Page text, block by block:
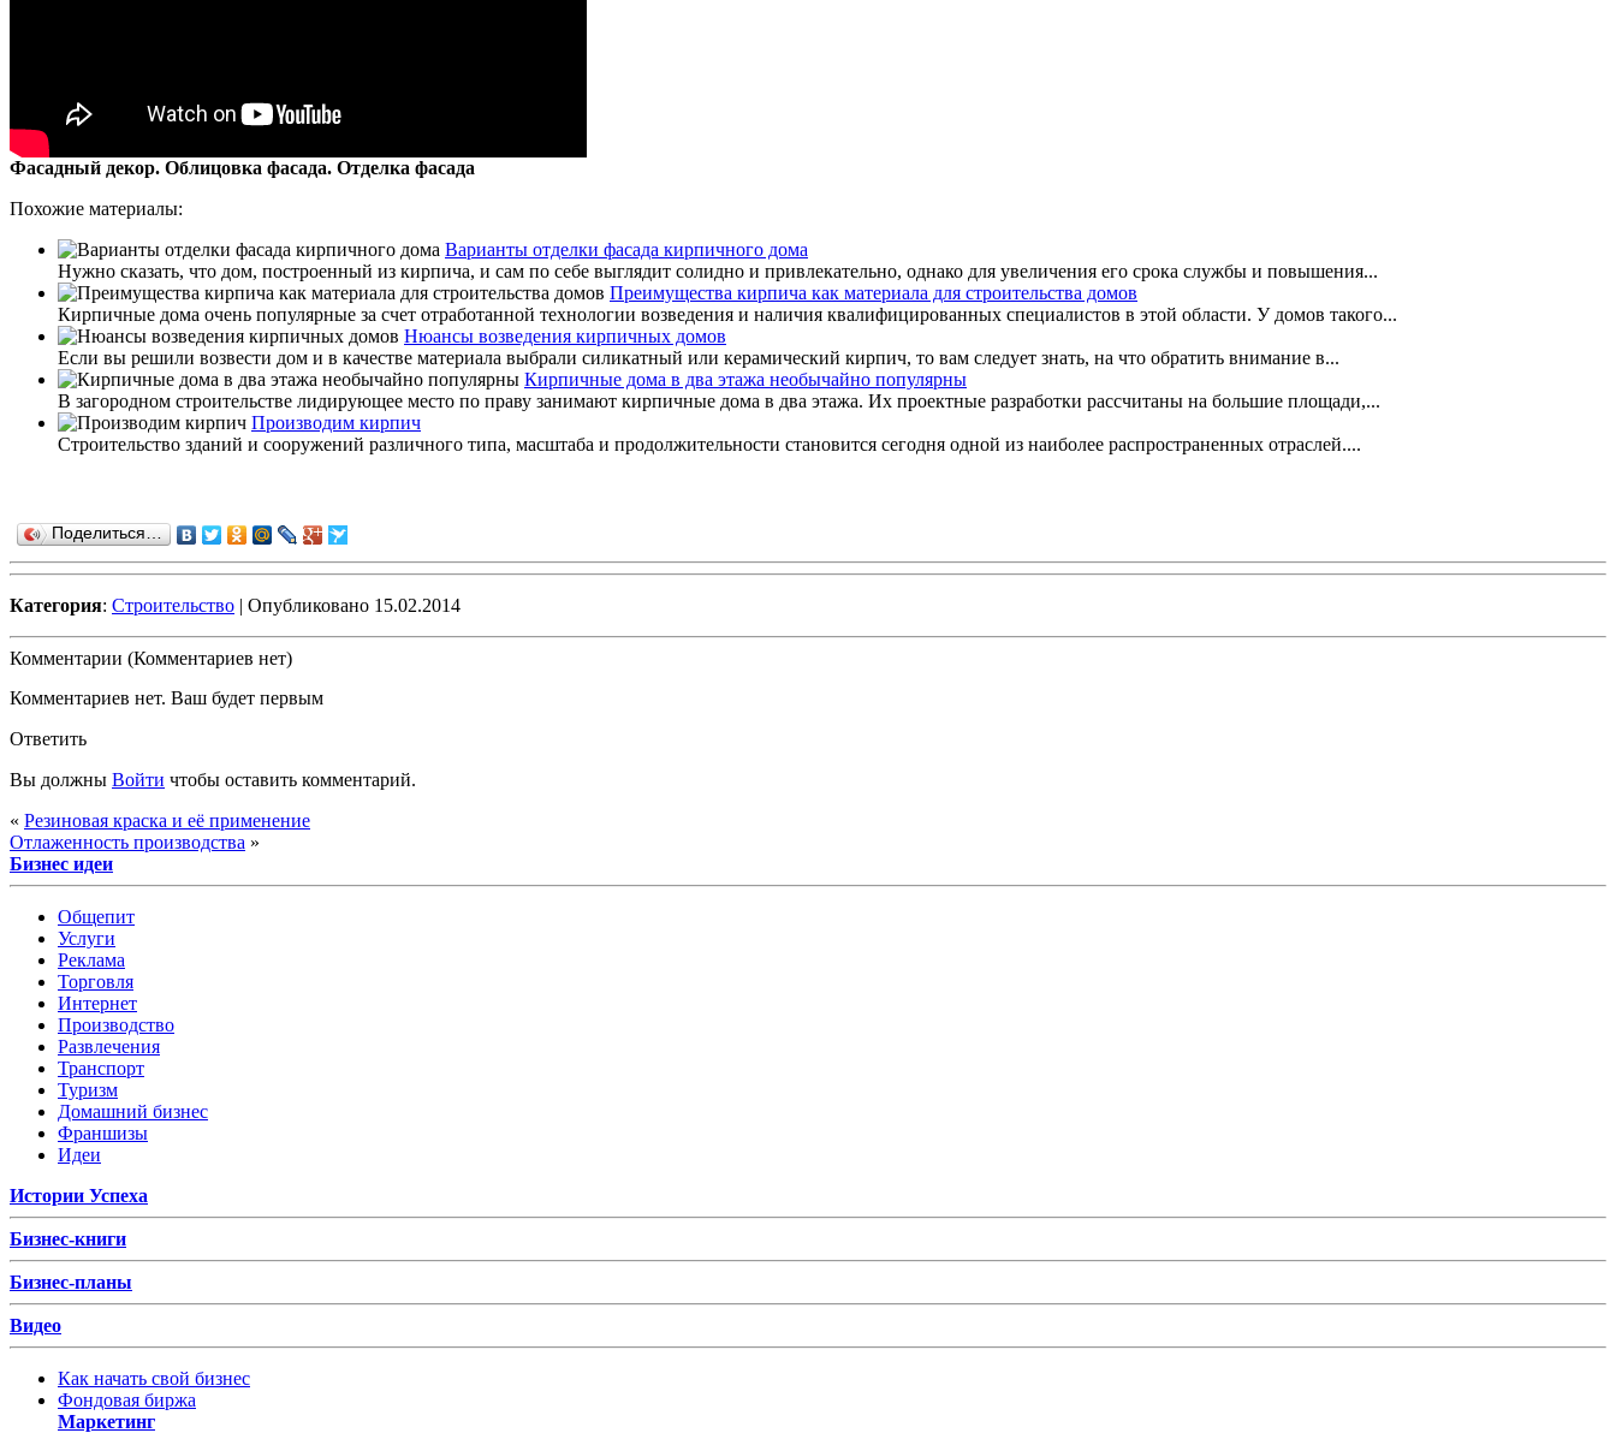
Фасадный декор. Облицовка фасада. Отделка фасада
Похожие материалы:
Варианты отделки фасада кирпичного дома
Нужно сказать, что дом, построенный из кирпича, и сам по себе выглядит солидно и привлекательно, однако для увеличения его срока службы и повышения...
Преимущества кирпича как материала для строительства домов
Кирпичные дома очень популярные за счет отработанной технологии возведения и наличия квалифицированных специалистов в этой области. У домов такого...
Нюансы возведения кирпичных домов
Если вы решили возвести дом и в качестве материала выбрали силикатный или керамический кирпич, то вам следует знать, на что обратить внимание в...
Кирпичные дома в два этажа необычайно популярны
В загородном строительстве лидирующее место по праву занимают кирпичные дома в два этажа. Их проектные разработки рассчитаны на большие площади,...
Производим кирпич
Строительство зданий и сооружений различного типа, масштаба и продолжительности становится сегодня одной из наиболее распространенных отраслей....
Поделиться…
Категория: Строительство | Опубликовано 15.02.2014
Комментарии (Комментариев нет)
Комментариев нет. Ваш будет первым
Ответить
Вы должны Войти чтобы оставить комментарий.
« Резиновая краска и её применение
Отлаженность производства »
Бизнес идеи
Общепит
Услуги
Реклама
Торговля
Интернет
Производство
Развлечения
Транспорт
Туризм
Домашний бизнес
Франшизы
Идеи
Истории Успеха
Бизнес-книги
Бизнес-планы
Видео
Как начать свой бизнес
Фондовая биржа
Маркетинг